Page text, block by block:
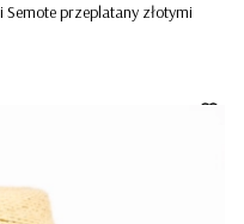
przeplatany złotymi